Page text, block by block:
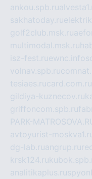
ankou.spb.ru
sakhatoday.ru
golf2club.msk.ru
multimodal.msk.ru
isz-fest.ruewnc.info
volnav.spb.ru
tesiaes.rucard.com.ru
gildiya-kuznecov.ru
griffoncom.spb.ru
PARK-
avtoyurist-
dg-lab.ruangrup.ru
krsk124.ru
analitikaplus.ru